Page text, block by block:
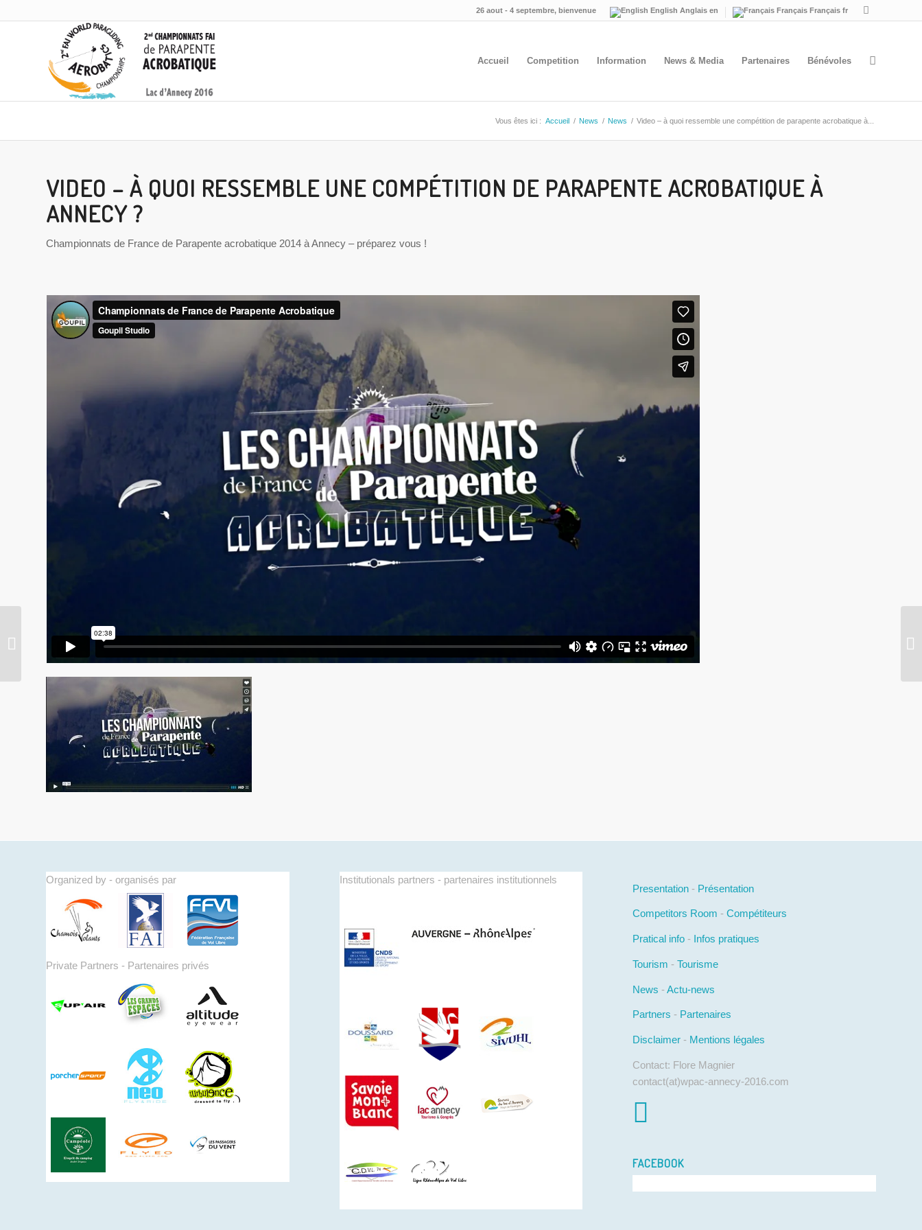
English Anglais en Français Français fr
26 aout - 4 septembre, bienvenue
Accueil Competition Information News & Media Partenaires Bénévoles
Vous êtes ici : Accueil / News / News / Video – à quoi ressemble une compétition de parapente acrobatique à...
VIDEO – À QUOI RESSEMBLE UNE COMPÉTITION DE PARAPENTE ACROBATIQUE À
ANNECY ?
Championnats de France de Parapente acrobatique 2014 à Annecy – préparez vous !
Organized by - organisés par
Private Partners - Partenaires privés
Institutionals partners - partenaires institutionnels
Presentation - Présentation
Competitors Room -Compétiteurs
Pratical info - Infos pratiques
Tourism -Tourisme
News -Actu-news
Partners - Partenaires
Disclaimer - Mentions légales
Contact: Flore Magnier
contact(at)wpac-annecy-2016.com
FACEBOOK
Interview de Philippe
Périé – photographe |
2nd championnats du